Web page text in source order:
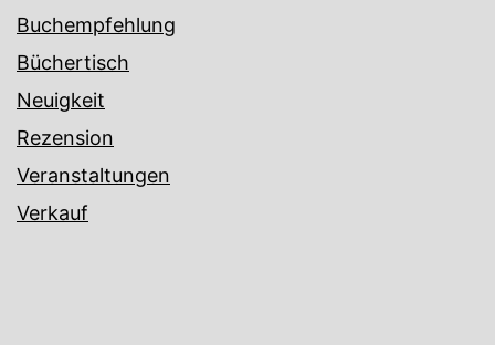
Buchempfehlung
Büchertisch
Neuigkeit
Rezension
Veranstaltungen
Verkauf